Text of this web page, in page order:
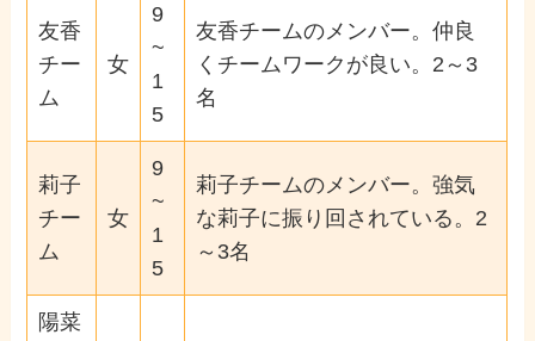
友香
チー
ム
女
9
~
1
5
友香チームのメンバー。仲良
くチームワークが良い。2～3
名
莉子
チー
ム
女
9
~
1
5
莉子チームのメンバー。強気
な莉子に振り回されている。2
～3名
陽菜